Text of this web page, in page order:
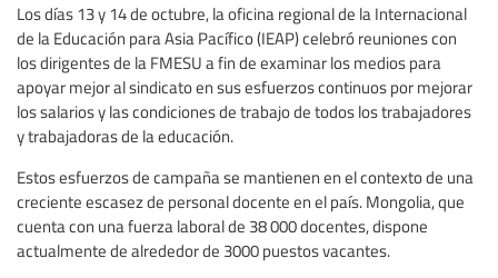
Los días 13 y 14 de octubre, la oficina regional de la Internacional
de la Educación para Asia Pacífico (IEAP) celebró reuniones con
los dirigentes de la FMESU a fin de examinar los medios para
apoyar mejor al sindicato en sus esfuerzos continuos por mejorar
los salarios y las condiciones de trabajo de todos los trabajadores
y trabajadoras de la educación.
Estos esfuerzos de campaña se mantienen en el contexto de una
creciente escasez de personal docente en el país. Mongolia, que
cuenta con una fuerza laboral de 38 000 docentes, dispone
actualmente de alrededor de 3000 puestos vacantes.